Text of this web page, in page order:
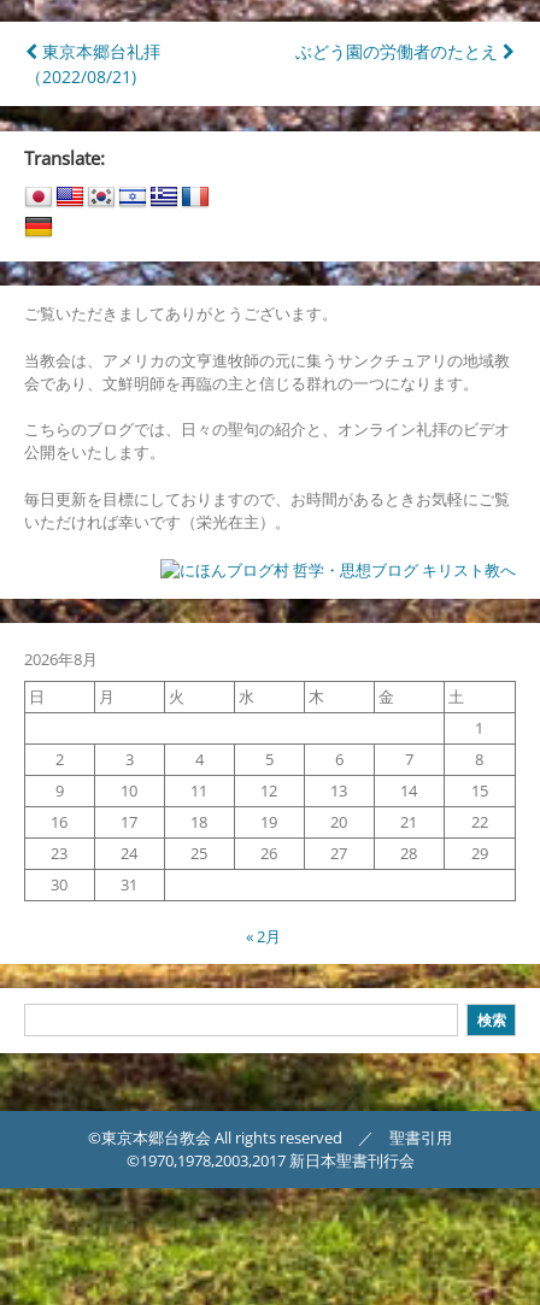
投
稿
ナ
ビ
ゲ
ー
シ
ョ
ン
東京本郷台礼拝
（2022/08/21)
ぶどう園の労働者のたとえ
Translate:
ご覧いただきましてありがとうございます。
当教会は、アメリカの文亨進牧師の元に集うサンクチュアリの地域教
会であり、文鮮明師を再臨の主と信じる群れの一つになります。
こちらのブログでは、日々の聖句の紹介と、オンライン礼拝のビデオ
公開をいたします。
毎日更新を目標にしておりますので、お時間があるときお気軽にご覧
いただければ幸いです（栄光在主）。
2026年8月
日
月 火 水 木 金
土
1
2
3 4 5 6 7
8
9
10 11 12 13 14
15
16
17 18 19 20 21
22
23
24 25 26 27 28
29
30
31
« 2月
索
検索
©東京本郷台教会 All rights reserved ／ 聖書引用
©1970,1978,2003,2017 新日本聖書刊行会